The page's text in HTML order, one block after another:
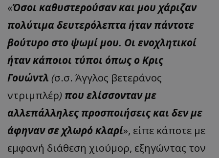
«Όσοι καθυστερούσαν και μου χάριζαν
πολύτιμα δευτερόλεπτα ήταν πάντοτε
βούτυρο στο ψωμί μου. Οι ενοχλητικοί
ήταν κάποιοι τύποι όπως ο Κρις
Γουώντλ (σ.σ. Άγγλος βετεράνος
ντριμπλέρ) που ελίσσονταν με
αλλεπάλληλες προσποιήσεις και δεν με
άφηναν σε χλωρό κλαρί», είπε κάποτε με
εμφανή διάθεση χιούμορ, εξηγώντας τον